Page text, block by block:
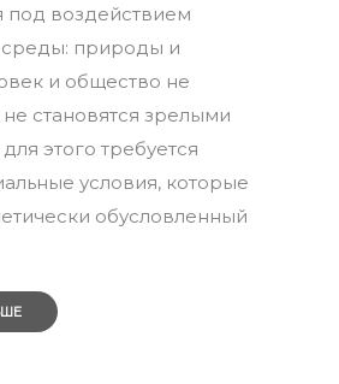
воздействием
природы и
и общество не
становятся зрелыми
этого требуется
условия, которые
обусловленный